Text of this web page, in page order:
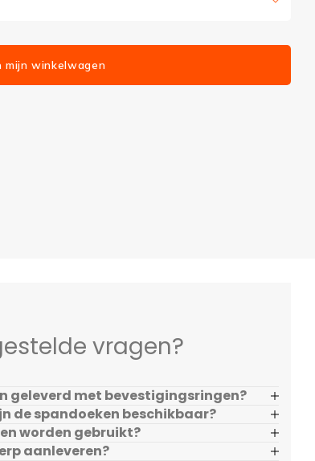
mijn winkelwagen
vragen?
geleverd met bevestigingsringen?
de spandoeken beschikbaar?
worden gebruikt?
aanleveren?